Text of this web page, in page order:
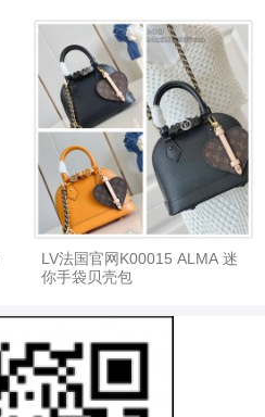
LV法国官网K00015 ALMA 迷
你手袋贝壳包